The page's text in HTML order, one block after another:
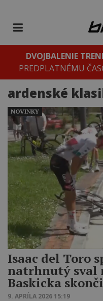
DVOJBALENIE
PREDPLATNÉMU
ardenské
Isaac del Toro
natrhnutý sval
Baskicka
9. APRÍLA 2026 15:19
NOVINKY